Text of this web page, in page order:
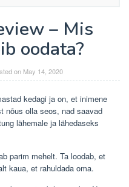
– Mis
oodata?
on May 14, 2020
kedagi ja on, et inimene
nõus olla seos, nad saavad
lähemale ja lähedaseks
parim mehelt. Ta loodab, et
kaua, et rahuldada oma.